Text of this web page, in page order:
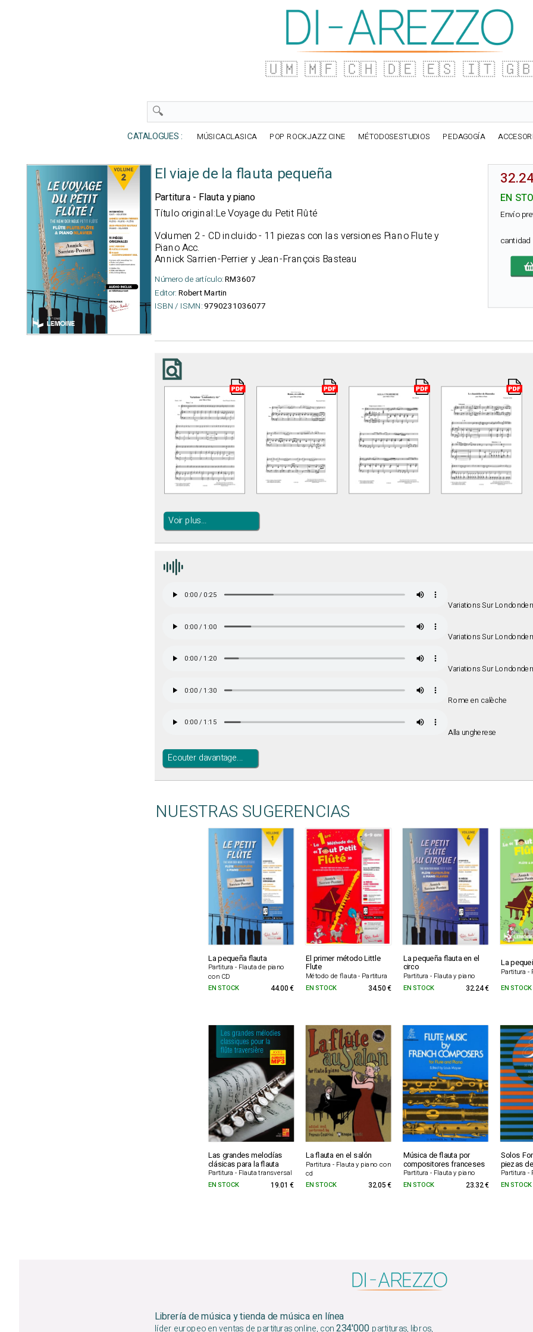
🇺🇲 🇲🇫 🇨🇭 🇩🇪 🇪🇸 🇮🇹
CATALOGUES : MÚSICACLASICA POP ROCKJAZZ CINE MÉTODOSESTUDIOS PEDAGOGÍA
El viaje de la flauta pequeña
Partitura - Flauta y piano
Título original:Le Voyage du Petit Flûté
Volumen 2 - CD incluido - 11 piezas con las versiones Piano Flute y
Piano Acc.
Annick Sarrien-Perrier y Jean-François Basteau
Número de artículo:RM3607
Editor: Robert Martin
ISBN / ISMN:9790231036077
EN
Envío
cantidad
Voir plus...
Variations Sur
Variations Sur
Variations Sur
Rome en calèche
Alla ungherese
Ecouter davantage...
NUESTRAS SUGERENCIAS
La pequeña flauta
Partitura - Flauta de piano
con CD
El primer método Little
Flute
Método de flauta - Partitura
La pequeña flauta en el
circo
Partitura - Flauta y piano
La
Partitura -
EN STOCK 44.00 € EN STOCK 34.50 € EN STOCK 32.24 € EN STOCK
Las grandes melodías
clásicas para la flauta
Partitura - Flauta transversal
La flauta en el salón
Partitura - Flauta y piano con
cd
Música de flauta por
compositores franceses
Partitura - Flauta y piano
Solos
piezas
Partitura -
EN STOCK 19.01 € EN STOCK 32.05 € EN STOCK 23.32 € EN STOCK
Librería de música y tienda de música en línea
líder europeo en ventas de partituras online, con234'000 partituras, libros,